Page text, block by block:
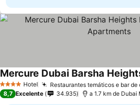
4 EstrelasHotel Restaurantes temáticos e bar de
8,7 Excelente 34.935 a 1.7 km de Dubai